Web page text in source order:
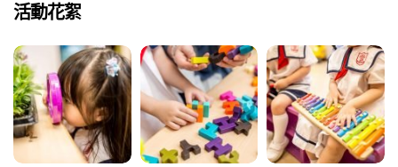
活動花絮